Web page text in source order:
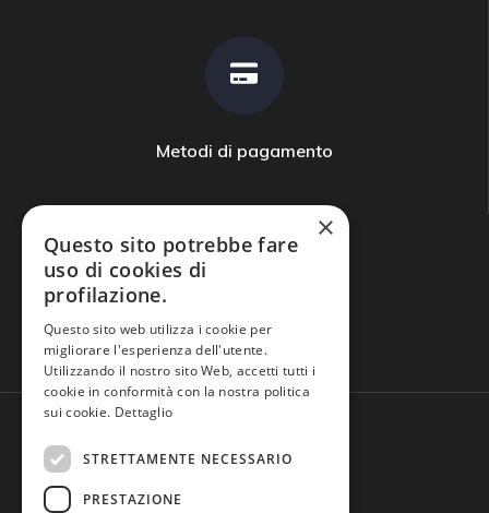
Metodi di pagamento
Domande frequenti
×
Questo sito potrebbe fare
uso di cookies di
profilazione.
Questo sito web utilizza i cookie per
migliorare l'esperienza dell'utente.
Utilizzando il nostro sito Web, accetti tutti i
cookie in conformità con la nostra politica
sui cookie. Dettaglio
STRETTAMENTE NECESSARIO
PRESTAZIONE